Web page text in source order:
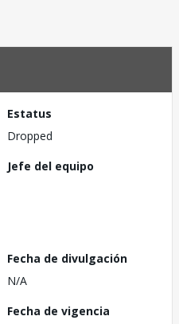
Estatus
Dropped
Jefe del equipo
Fecha de divulgación
N/A
Fecha de vigencia